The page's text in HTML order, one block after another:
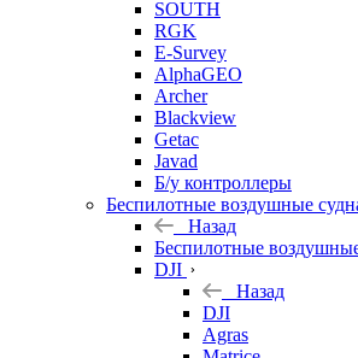
SOUTH
RGK
E-Survey
AlphaGEO
Archer
Blackview
Getac
Javad
Б/у контроллеры
Беспилотные воздушные
Назад
Беспилотные
DJI
Назад
DJI
Agras